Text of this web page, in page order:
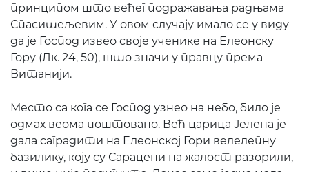
принципом што већег подражавања радњама
Спаситељевим. У овом случају имало се у виду
да је Господ извео своје ученике на Елеонску
Гору (Лк. 24, 50), што значи у правцу према
Витанији.
Место са кога се Господ узнео на небо, било је
одмах веома поштовано. Већ царица Јелена је
дала саградити на Елеонској Гори велелепну
базилику, коју су Сарацени на жалост разорили,